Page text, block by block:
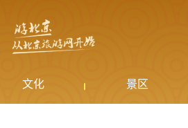
文化 景区